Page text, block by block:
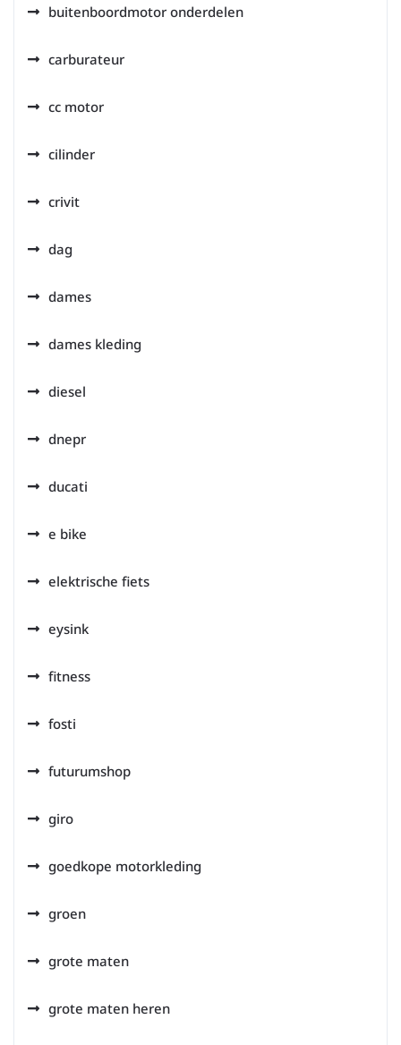
buitenboordmotor onderdelen
carburateur
cc motor
cilinder
crivit
dag
dames
dames kleding
diesel
dnepr
ducati
e bike
elektrische fiets
eysink
fitness
fosti
futurumshop
giro
goedkope motorkleding
groen
grote maten
grote maten heren